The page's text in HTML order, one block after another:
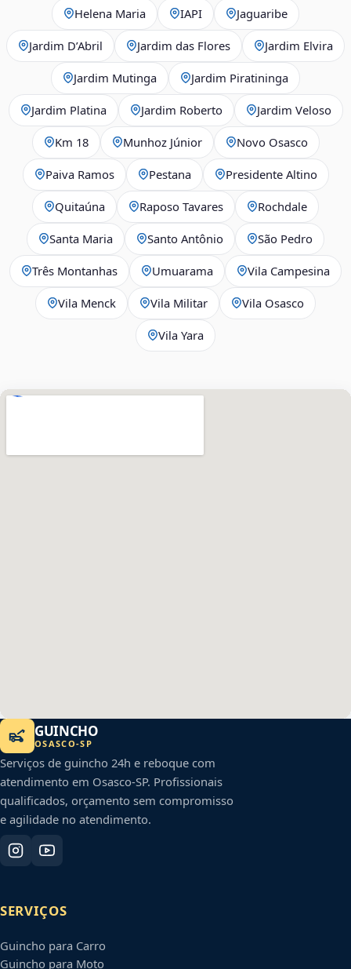
Helena Maria IAPI Jaguaribe
Jardim D’Abril Jardim das Flores Jardim Elvira
Jardim Mutinga Jardim Piratininga
Jardim Platina Jardim Roberto Jardim Veloso
Km 18 Munhoz Júnior Novo Osasco
Paiva Ramos Pestana Presidente Altino
Quitaúna Raposo Tavares Rochdale
Santa Maria Santo Antônio São Pedro
Três Montanhas Umuarama Vila Campesina
Vila Menck Vila Militar Vila Osasco
Vila Yara
GUINCHO
OSASCO-SP
Serviços de guincho 24h e reboque com
atendimento em Osasco-SP. Profissionais
qualificados, orçamento sem compromisso
e agilidade no atendimento.
SERVIÇOS
Guincho para Carro
Guincho para Moto